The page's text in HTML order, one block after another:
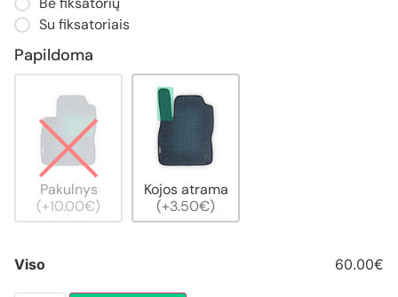
Su fiksatoriais
Papildoma
Pakulnys
(+10.00€)
Kojos atrama
(+3.50€)
Viso 60.00€